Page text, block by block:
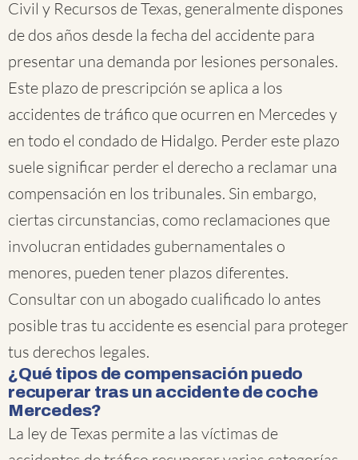
Civil y Recursos de Texas, generalmente dispones
de dos años desde la fecha del accidente para
presentar una demanda por lesiones personales.
Este plazo de prescripción se aplica a los
accidentes de tráfico que ocurren en Mercedes y
en todo el condado de Hidalgo. Perder este plazo
suele significar perder el derecho a reclamar una
compensación en los tribunales. Sin embargo,
ciertas circunstancias, como reclamaciones que
involucran entidades gubernamentales o
menores, pueden tener plazos diferentes.
Consultar con un abogado cualificado lo antes
posible tras tu accidente es esencial para proteger
tus derechos legales.
¿Qué tipos de compensación puedo
recuperar tras un accidente de coche
Mercedes?
La ley de Texas permite a las víctimas de